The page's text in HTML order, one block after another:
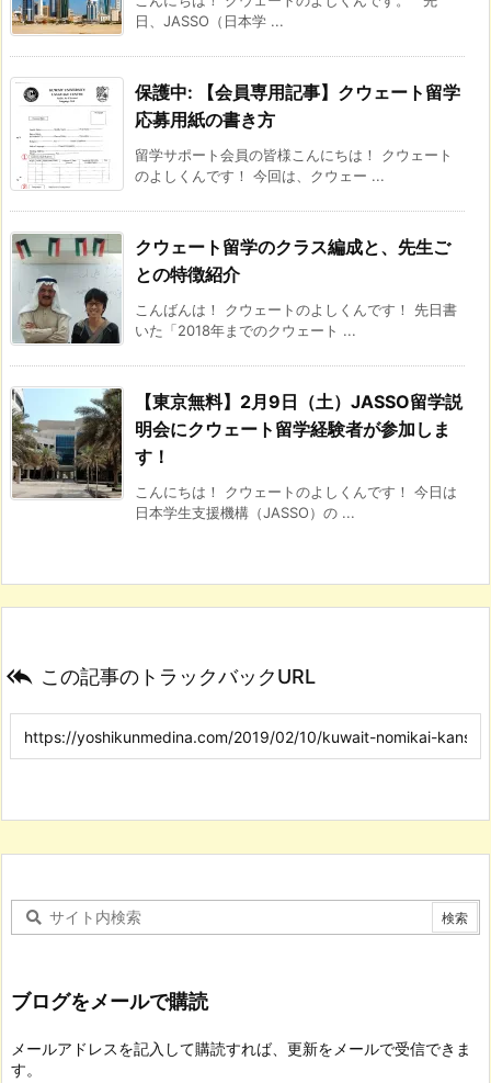
日、JASSO（日本学 ...
保護中: 【会員専用記事】クウェート留学
応募用紙の書き方
留学サポート会員の皆様こんにちは！ クウェート
のよしくんです！ 今回は、クウェー ...
クウェート留学のクラス編成と、先生ご
との特徴紹介
こんばんは！ クウェートのよしくんです！ 先日書
いた「2018年までのクウェート ...
【東京無料】2月9日（土）JASSO留学説
明会にクウェート留学経験者が参加しま
す！
こんにちは！ クウェートのよしくんです！ 今日は
日本学生支援機構（JASSO）の ...
 この記事のトラックバックURL
ブログをメールで購読
メールアドレスを記入して購読すれば、更新をメールで受信できま
す。